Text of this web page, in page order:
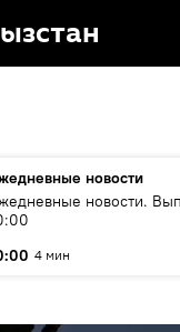
новости
новости.
4 мин